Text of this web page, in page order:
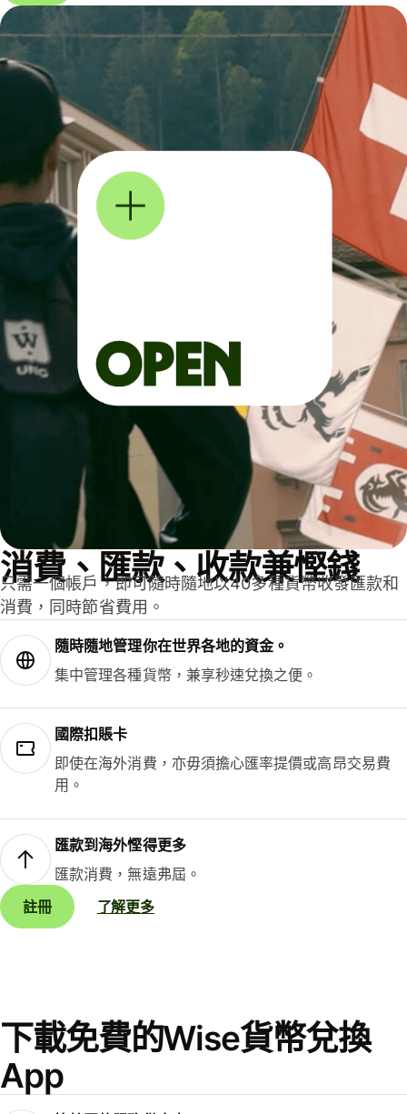
消費、匯款、收款兼慳錢
只需一個帳戶，即可隨時隨地以40多種貨幣收發匯款和
消費，同時節省費用。
隨時隨地管理你在世界各地的資金。
集中管理各種貨幣，兼享秒速兌換之便。
國際扣賬卡
即使在海外消費，亦毋須擔心匯率提價或高昂交易費
用。
匯款到海外慳得更多
匯款消費，無遠弗屆。
註冊
了解更多
下載免費的Wise貨幣兌換
App